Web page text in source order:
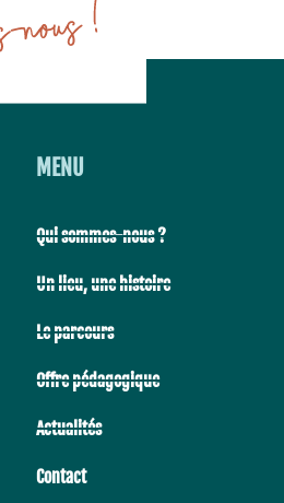
MENU
Qui sommes-nous ?
Un lieu, une histoire
Le parcours
Offre pédagogique
Actualités
Contact